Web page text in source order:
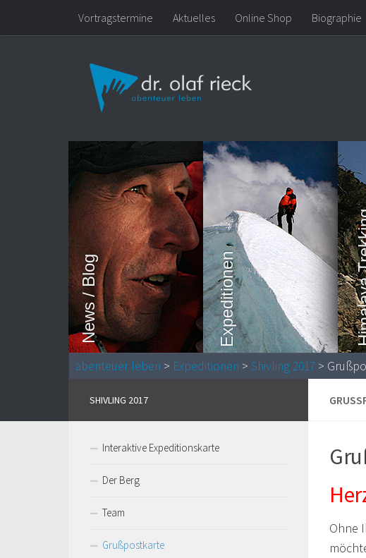
Zum Inhalt springen
Vortragstermine Aktuelles Online Shop Biographie
News / Blog Expeditionen
abenteuer leben > Expeditionen > Shivling 2017 >
Ohne
SHIVLING 2017
Interaktive Expeditionskarte
Der Berg
Team
Grußpostkarte